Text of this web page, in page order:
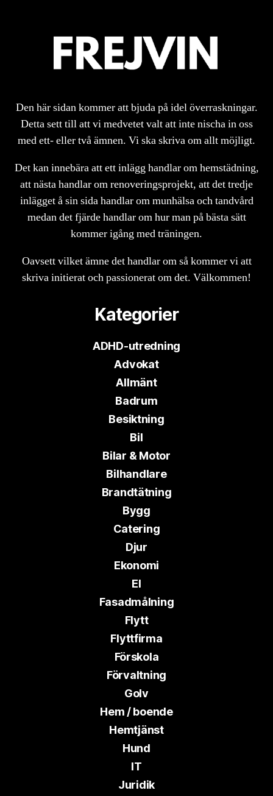
Den här sidan kommer att bjuda på idel överraskningar.
Detta sett till att vi medvetet valt att inte nischa in oss
med ett- eller två ämnen. Vi ska skriva om allt möjligt.
Det kan innebära att ett inlägg handlar om hemstädning,
att nästa handlar om renoveringsprojekt, att det tredje
inlägget å sin sida handlar om munhälsa och tandvård
medan det fjärde handlar om hur man på bästa sätt
kommer igång med träningen.
Oavsett vilket ämne det handlar om så kommer vi att
skriva initierat och passionerat om det. Välkommen!
Kategorier
ADHD-utredning
Advokat
Allmänt
Badrum
Besiktning
Bil
Bilar & Motor
Bilhandlare
Brandtätning
Bygg
Catering
Djur
Ekonomi
El
Fasadmålning
Flytt
Flyttfirma
Förskola
Förvaltning
Golv
Hem / boende
Hemtjänst
Hund
IT
Juridik